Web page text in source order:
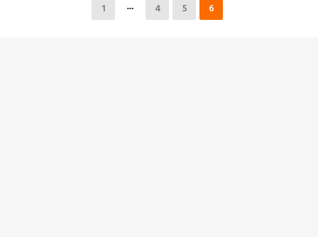
1 4 5 6